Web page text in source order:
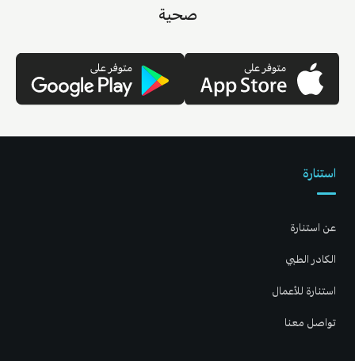
صحية
استنارة
عن استنارة
الكادر الطبي
استنارة للأعمال
تواصل معنا